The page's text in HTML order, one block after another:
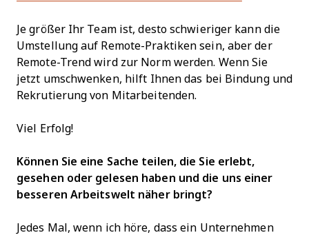
Je größer Ihr Team ist, desto schwieriger kann die
Umstellung auf Remote-Praktiken sein, aber der
Remote-Trend wird zur Norm werden. Wenn Sie
jetzt umschwenken, hilft Ihnen das bei Bindung und
Rekrutierung von Mitarbeitenden.
Viel Erfolg!
Können Sie eine Sache teilen, die Sie erlebt,
gesehen oder gelesen haben und die uns einer
besseren Arbeitswelt näher bringt?
Jedes Mal, wenn ich höre, dass ein Unternehmen